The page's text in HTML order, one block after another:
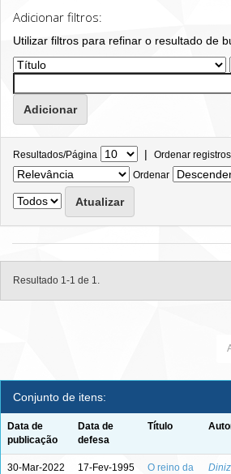
Adicionar filtros:
Utilizar filtros para refinar o resultado de
Resultados/Página | Ordenar
Ordenar
Resultado 1-1 de 1.
Conjunto de itens:
Data de
publicação
Data de
defesa
Título
30-Mar-2022 17-Fev-1995
O reino da